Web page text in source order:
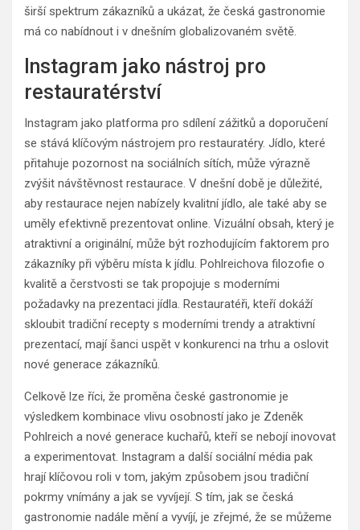
širší spektrum zákazníků a ukázat, že česká gastronomie
má co nabídnout i v dnešním globalizovaném světě.
Instagram jako nástroj pro
restauratérství
Instagram jako platforma pro sdílení zážitků a doporučení
se stává klíčovým nástrojem pro restauratéry. Jídlo, které
přitahuje pozornost na sociálních sítích, může výrazně
zvýšit návštěvnost restaurace. V dnešní době je důležité,
aby restaurace nejen nabízely kvalitní jídlo, ale také aby se
uměly efektivně prezentovat online. Vizuální obsah, který je
atraktivní a originální, může být rozhodujícím faktorem pro
zákazníky při výběru místa k jídlu. Pohlreichova filozofie o
kvalitě a čerstvosti se tak propojuje s moderními
požadavky na prezentaci jídla. Restauratéři, kteří dokáží
skloubit tradiční recepty s moderními trendy a atraktivní
prezentací, mají šanci uspět v konkurenci na trhu a oslovit
nové generace zákazníků.
Celkově lze říci, že proměna české gastronomie je
výsledkem kombinace vlivu osobností jako je Zdeněk
Pohlreich a nové generace kuchařů, kteří se nebojí inovovat
a experimentovat. Instagram a další sociální média pak
hrají klíčovou roli v tom, jakým způsobem jsou tradiční
pokrmy vnímány a jak se vyvíjejí. S tím, jak se česká
gastronomie nadále mění a vyvíjí, je zřejmé, že se můžeme